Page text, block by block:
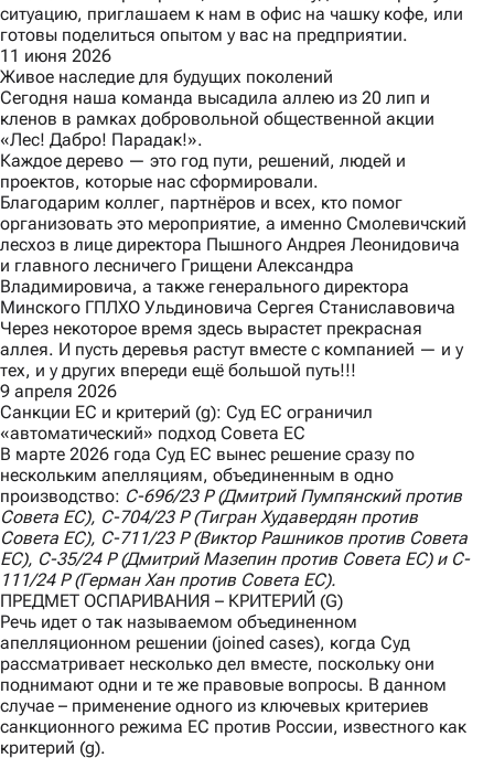
ситуацию, приглашаем к нам в офис на чашку кофе, или
готовы поделиться опытом у вас на предприятии.
11 июня 2026
Живое наследие для будущих поколений
Сегодня наша команда высадила аллею из 20 лип и
кленов в рамках добровольной общественной акции
«Лес! Дабро! Парадак!».
Каждое дерево — это год пути, решений, людей и
проектов, которые нас сформировали.
Благодарим коллег, партнёров и всех, кто помог
организовать это мероприятие, а именно Смолевичский
лесхоз в лице директора Пышного Андрея Леонидовича
и главного лесничего Грищени Александра
Владимировича, а также генерального директора
Минского ГПЛХО Ульдиновича Сергея Станиславовича
Через некоторое время здесь вырастет прекрасная
аллея. И пусть деревья растут вместе с компанией — и у
тех, и у других впереди ещё большой путь!!!
9 апреля 2026
Санкции ЕС и критерий (g): Суд ЕС ограничил
«автоматический» подход Совета ЕС
В марте 2026 года Суд ЕС вынес решение сразу по
нескольким апелляциям, объединенным в одно
производство: C-696/23 P(Дмитрий Пумпянский против
Совета ЕС), C-704/23 P(Тигран Худавердян против
Совета ЕС), C-711/23 P(Виктор Рашников против Совета
ЕС), C-35/24 P(Дмитрий Мазепин против Совета ЕС) и C-
111/24 P(Герман Хан против Совета ЕС).
ПРЕДМЕТ ОСПАРИВАНИЯ – КРИТЕРИЙ (G)
Речь идет о так называемом объединенном
апелляционном решении (joined cases), когда Суд
рассматривает несколько дел вместе, поскольку они
поднимают одни и те же правовые вопросы. В данном
случае – применение одного из ключевых критериев
санкционного режима ЕС против России, известного как
критерий (g).